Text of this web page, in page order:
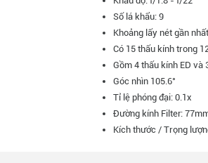
Số lá khẩu: 9
Khoảng lấy nét gần
Có 15 thấu kính trong
Gồm 4 thấu kính ED và
Góc nhìn 105.6°
Tỉ lệ phóng đại: 0.1x
Đường kính Filter:
Kích thước / Trọng